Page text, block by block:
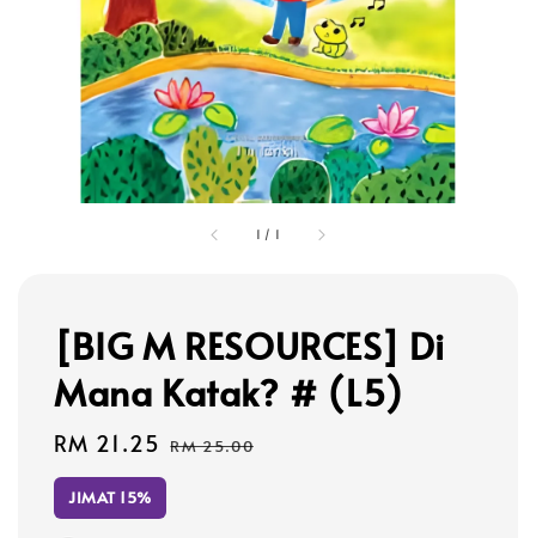
1 / 1
[BIG M RESOURCES] Di
Mana Katak? # (L5)
Sale
price
RM 21.25 Regular
RM 25.00
JIMAT 15%